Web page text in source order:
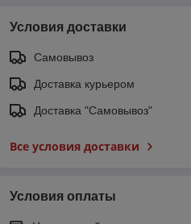
Условия доставки
Самовывоз
Доставка курьером
Доставка "Самовывоз"
Все условия доставки
Условия оплаты